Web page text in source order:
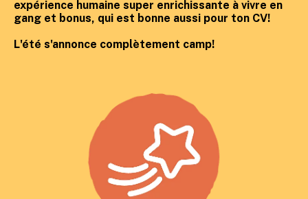
expérience humaine super enrichissante à vivre en
gang et bonus, qui est bonne aussi pour ton CV!
L'été s'annonce complètement camp!